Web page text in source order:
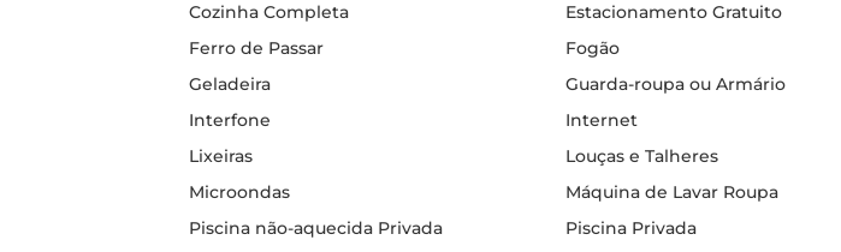
Cozinha Completa
Estacionamento Gratuito
Ferro de Passar
Fogão
Geladeira
Guarda-roupa ou Armário
Interfone
Internet
Lixeiras
Louças e Talheres
Microondas
Máquina de Lavar Roupa
Piscina não-aquecida Privada
Piscina Privada